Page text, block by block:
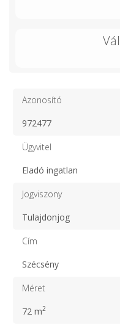
Azonosító
972477
Ügyvitel
Eladó ingatlan
Jogviszony
Tulajdonjog
Cím
Szécsény
Méret
72 m2